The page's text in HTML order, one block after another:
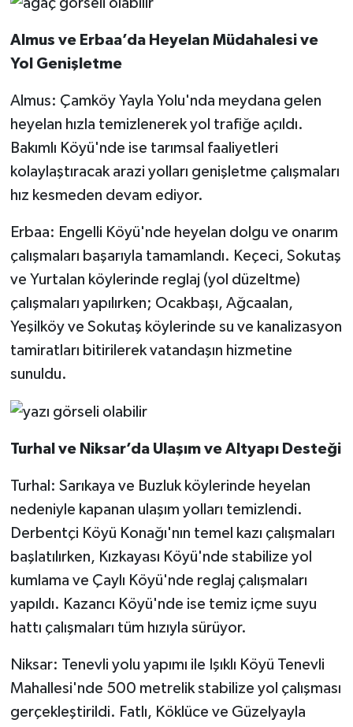
Almus ve Erbaa’da Heyelan Müdahalesi ve
Yol Genişletme
Almus: Çamköy Yayla Yolu'nda meydana gelen
heyelan hızla temizlenerek yol trafiğe açıldı.
Bakımlı Köyü'nde ise tarımsal faaliyetleri
kolaylaştıracak arazi yolları genişletme çalışmaları
hız kesmeden devam ediyor.
Erbaa: Engelli Köyü'nde heyelan dolgu ve onarım
çalışmaları başarıyla tamamlandı. Keçeci, Sokutaş
ve Yurtalan köylerinde reglaj (yol düzeltme)
çalışmaları yapılırken; Ocakbaşı, Ağcaalan,
Yeşilköy ve Sokutaş köylerinde su ve kanalizasyon
tamiratları bitirilerek vatandaşın hizmetine
sunuldu.
Turhal ve Niksar’da Ulaşım ve Altyapı Desteği
Turhal: Sarıkaya ve Buzluk köylerinde heyelan
nedeniyle kapanan ulaşım yolları temizlendi.
Derbentçi Köyü Konağı'nın temel kazı çalışmaları
başlatılırken, Kızkayası Köyü'nde stabilize yol
kumlama ve Çaylı Köyü'nde reglaj çalışmaları
yapıldı. Kazancı Köyü'nde ise temiz içme suyu
hattı çalışmaları tüm hızıyla sürüyor.
Niksar: Tenevli yolu yapımı ile Işıklı Köyü Tenevli
Mahallesi'nde 500 metrelik stabilize yol çalışması
gerçekleştirildi. Fatlı, Köklüce ve Güzelyayla